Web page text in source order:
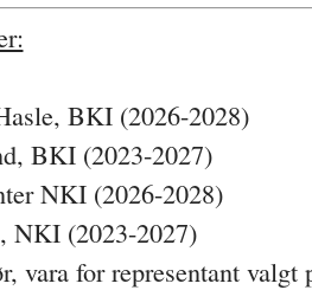
BKI (2026-2028)
BKI (2023-2027)
NKI (2026-2028)
NKI (2023-2027)
vara for representant valgt